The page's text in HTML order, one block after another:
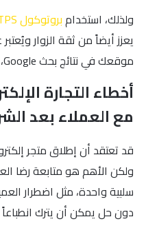
ولذلك، استخدامبروتوكول HTTPS
يعزز أيضاً من ثقة الزوار
موقعك في نتائج بحث Google، مما يساهم في زيادة حركة المرور.
أخطاء التجارة
مع العملاء بعد
قد تعتقد أن إطلاق متجر
ولكن الأهم هو متابعة رضا
سلبية واحدة، مثل اضطرار
دون حل يمكن أن يترك